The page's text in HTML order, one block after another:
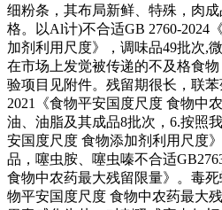
细粉条，其布局新鲜、特殊，肉
格。以Al计)不合适GB 2760-2024
加剂利用尺度》，调味品49批次,
在市场上发觉被传递的不及格食
验项目见附件。残留期很长，联
2021《食物平安国度尺度 食物中
油、油脂及其成品8批次，6.按照
安国度尺度 食物添加剂利用尺度
品，噻虫胺、噻虫嗪不合适
食物中农药最大残留限量》。毒死
物平安国度尺度 食物中农药最大